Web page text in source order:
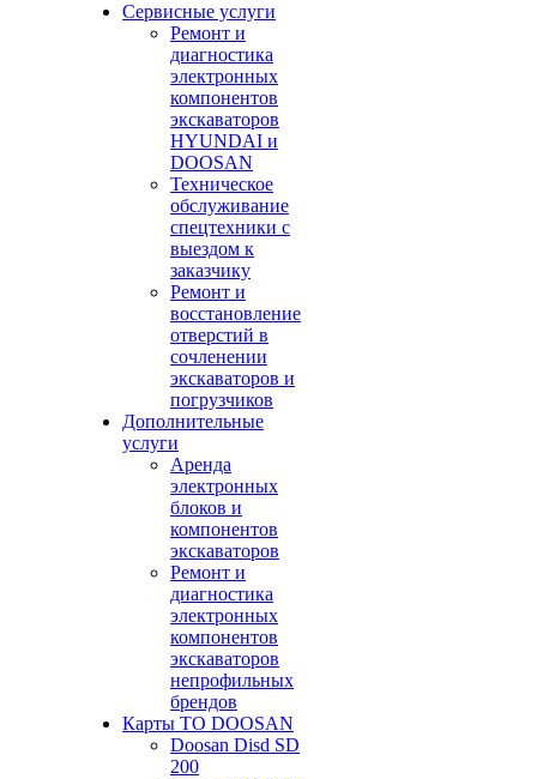
Сервисные услуги
Ремонт и
диагностика
электронных
компонентов
экскаваторов
HYUNDAI и
DOOSAN
Техническое
обслуживание
спецтехники с
выездом к
заказчику
Ремонт и
восстановление
отверстий в
сочленении
экскаваторов и
погрузчиков
Дополнительные
услуги
Аренда
электронных
блоков и
компонентов
экскаваторов
Ремонт и
диагностика
электронных
компонентов
экскаваторов
непрофильных
брендов
Карты ТО DOOSAN
Doosan Disd SD
200